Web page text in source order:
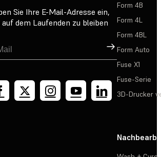
Sie Ihre E-Mail-Adresse ein,
dem Laufenden zu bleiben
Registrieren
Form 4B
Form 4L
Form 4BL
Form Auto
Fuse X1
Fuse-Serie
3D-Drucker